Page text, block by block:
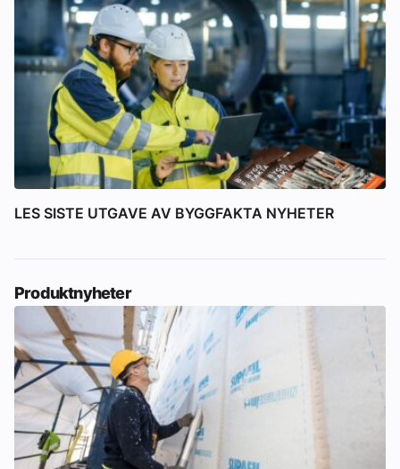
LES SISTE UTGAVE AV BYGGFAKTA NYHETER
Produktnyheter